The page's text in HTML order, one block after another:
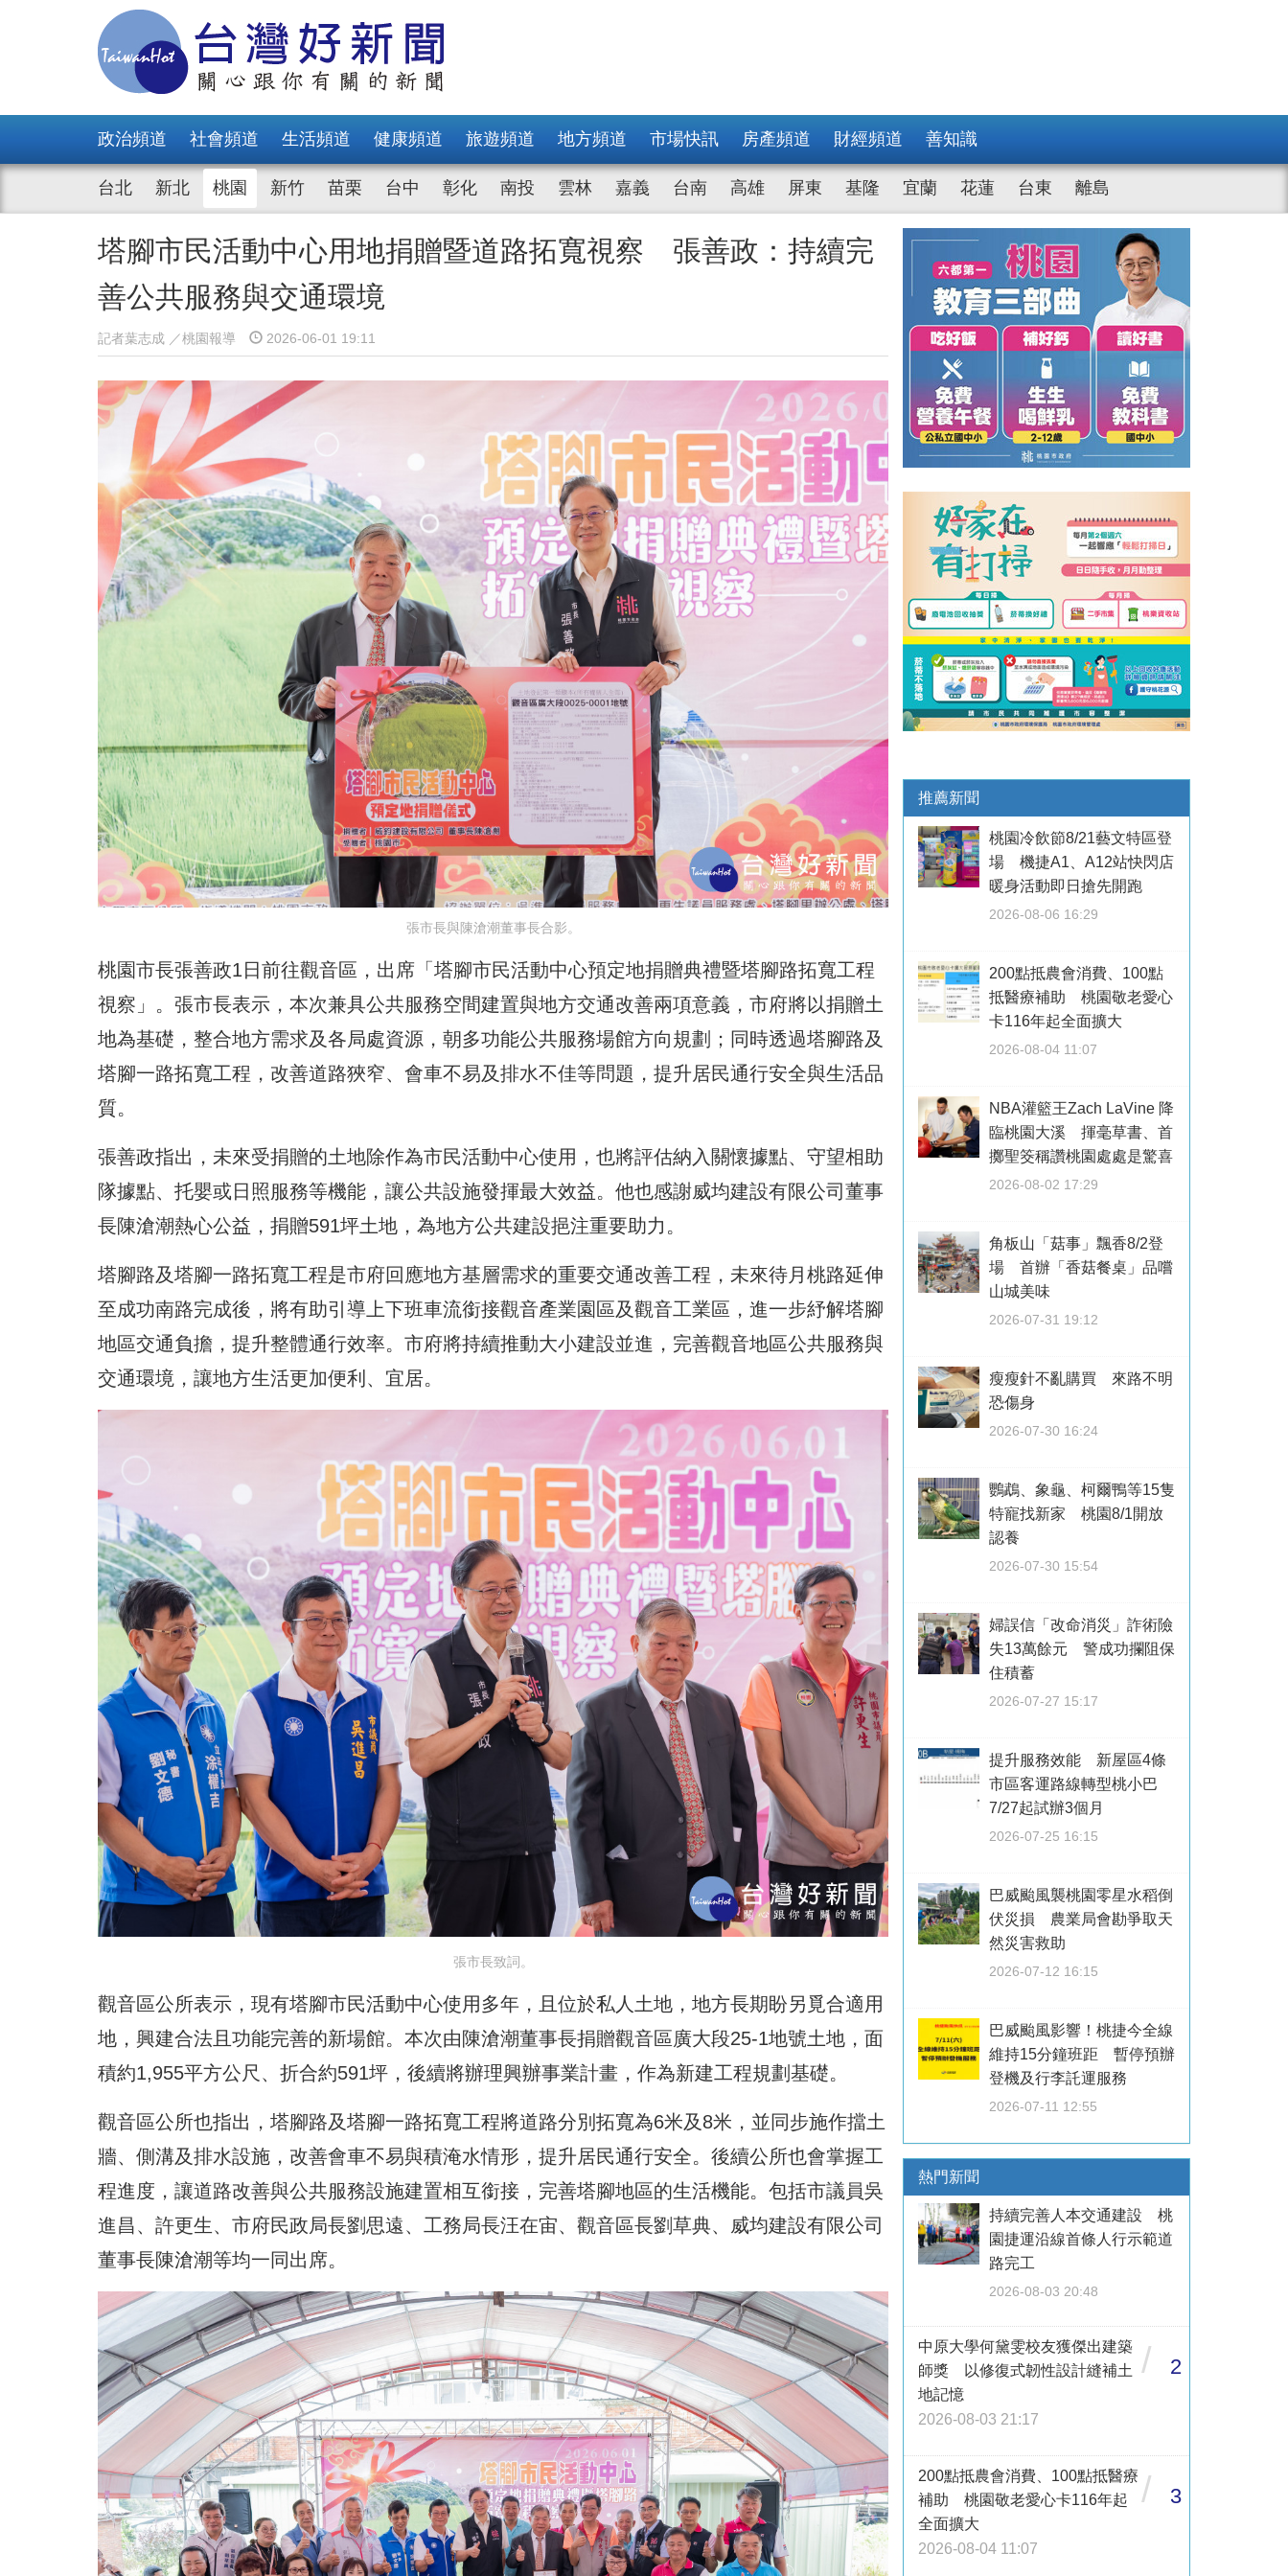
政治頻道 社會頻道 生活頻道 健康頻道 旅遊頻道 地方頻道 市場快訊 房產頻道 財經頻道 善知識
台北 新北 桃園 新竹 苗栗 台中 彰化 南投 雲林 嘉義 台南 高雄 屏東 基隆 宜蘭 花蓮 台東 離島
塔腳市民活動中心用地捐贈暨道路拓寬視察 張善政：持續完
善公共服務與交通環境
記者葉志成 ／桃園報導 2026-06-01 19:11
張市長與陳滄潮董事長合影。
桃園市長張善政1日前往觀音區，出席「塔腳市民活動中心預定地捐贈典禮暨塔腳路拓寬工程
視察」。張市長表示，本次兼具公共服務空間建置與地方交通改善兩項意義，市府將以捐贈土
地為基礎，整合地方需求及各局處資源，朝多功能公共服務場館方向規劃；同時透過塔腳路及
塔腳一路拓寬工程，改善道路狹窄、會車不易及排水不佳等問題，提升居民通行安全與生活品
質。
張善政指出，未來受捐贈的土地除作為市民活動中心使用，也將評估納入關懷據點、守望相助
隊據點、托嬰或日照服務等機能，讓公共設施發揮最大效益。他也感謝威均建設有限公司董事
長陳滄潮熱心公益，捐贈591坪土地，為地方公共建設挹注重要助力。
塔腳路及塔腳一路拓寬工程是市府回應地方基層需求的重要交通改善工程，未來待月桃路延伸
至成功南路完成後，將有助引導上下班車流銜接觀音產業園區及觀音工業區，進一步紓解塔腳
地區交通負擔，提升整體通行效率。市府將持續推動大小建設並進，完善觀音地區公共服務與
交通環境，讓地方生活更加便利、宜居。
張市長致詞。
觀音區公所表示，現有塔腳市民活動中心使用多年，且位於私人土地，地方長期盼另覓合適用
地，興建合法且功能完善的新場館。本次由陳滄潮董事長捐贈觀音區廣大段25-1地號土地，面
積約1,955平方公尺、折合約591坪，後續將辦理興辦事業計畫，作為新建工程規劃基礎。
觀音區公所也指出，塔腳路及塔腳一路拓寬工程將道路分別拓寬為6米及8米，並同步施作擋土
牆、側溝及排水設施，改善會車不易與積淹水情形，提升居民通行安全。後續公所也會掌握工
程進度，讓道路改善與公共服務設施建置相互銜接，完善塔腳地區的生活機能。包括市議員吳
進昌、許更生、市府民政局長劉思遠、工務局長汪在宙、觀音區長劉草典、威均建設有限公司
董事長陳滄潮等均一同出席。
推薦新聞
桃園冷飲節8/21藝文特區登
場 機捷A1、A12站快閃店
暖身活動即日搶先開跑
2026-08-06 16:29
200點抵農會消費、100點
抵醫療補助 桃園敬老愛心
卡116年起全面擴大
2026-08-04 11:07
NBA灌籃王Zach LaVine 降
臨桃園大溪 揮毫草書、首
擲聖筊稱讚桃園處處是驚喜
2026-08-02 17:29
角板山「菇事」飄香8/2登
場 首辦「香菇餐桌」品嚐
山城美味
2026-07-31 19:12
瘦瘦針不亂購買 來路不明
恐傷身
2026-07-30 16:24
鸚鵡、象龜、柯爾鴨等15隻
特寵找新家 桃園8/1開放
認養
2026-07-30 15:54
婦誤信「改命消災」詐術險
失13萬餘元 警成功攔阻保
住積蓄
2026-07-27 15:17
提升服務效能 新屋區4條
市區客運路線轉型桃小巴
7/27起試辦3個月
2026-07-25 16:15
巴威颱風襲桃園零星水稻倒
伏災損 農業局會勘爭取天
然災害救助
2026-07-12 16:15
巴威颱風影響！桃捷今全線
維持15分鐘班距 暫停預辦
登機及行李託運服務
2026-07-11 12:55
熱門新聞
持續完善人本交通建設 桃
園捷運沿線首條人行示範道
路完工
2026-08-03 20:48
中原大學何黛雯校友獲傑出建築
師獎 以修復式韌性設計縫補土
地記憶
2026-08-03 21:17
/ 2
200點抵農會消費、100點抵醫療
補助 桃園敬老愛心卡116年起
全面擴大
2026-08-04 11:07
/ 3